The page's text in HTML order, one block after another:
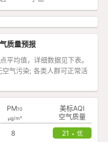
质量预报
平均值，详细数据见下表。
气污染; 各类人群可正常活
PM10
μg/m³
美标AQI
空气质量
8 21 • 优